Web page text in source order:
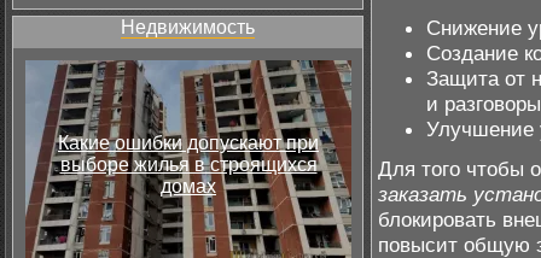
Недвижимость
Какие ошибки допускают при
выборе жилья в строящихся
домах
Снижение
Создание
Защита от
и разговоры
Улучшение
Для того чтобы
заказать
блокировать
повысит общую